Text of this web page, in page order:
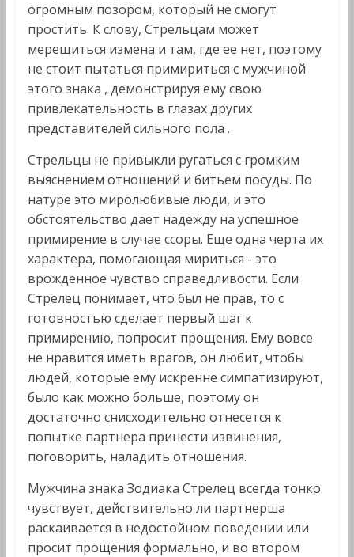
огромным позором, который не смогут
простить. К слову, Стрельцам может
мерещиться измена и там, где ее нет, поэтому
не стоит пытаться примириться с мужчиной
этого знака , демонстрируя ему свою
привлекательность в глазах других
представителей сильного пола .
Стрельцы не привыкли ругаться с громким
выяснением отношений и битьем посуды. По
натуре это миролюбивые люди, и это
обстоятельство дает надежду на успешное
примирение в случае ссоры. Еще одна черта их
характера, помогающая мириться - это
врожденное чувство справедливости. Если
Стрелец понимает, что был не прав, то с
готовностью сделает первый шаг к
примирению, попросит прощения. Ему вовсе
не нравится иметь врагов, он любит, чтобы
людей, которые ему искренне симпатизируют,
было как можно больше, поэтому он
достаточно снисходительно отнесется к
попытке партнера принести извинения,
поговорить, наладить отношения.
Мужчина знака Зодиака Стрелец всегда тонко
чувствует, действительно ли партнерша
раскаивается в недостойном поведении или
просит прощения формально, и во втором